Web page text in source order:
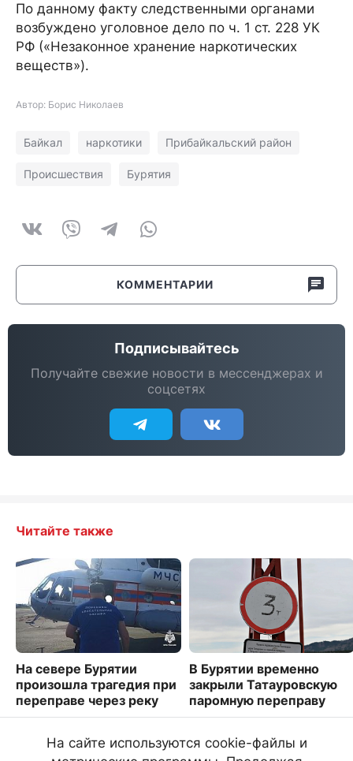
По данному факту следственными органами
возбуждено уголовное дело по ч. 1 ст. 228 УК
РФ («Незаконное хранение наркотических
веществ»).
Автор: Борис Николаев
Байкал наркотики Прибайкальский район
Происшествия Бурятия
КОММЕНТАРИИ
Подписывайтесь
Получайте свежие новости в мессенджерах и
соцсетях
Читайте также
На севере Бурятии
произошла трагедия при
переправе через реку
В Бурятии временно
закрыли Татауровскую
паромную переправу
На сайте используются cookie-файлы и